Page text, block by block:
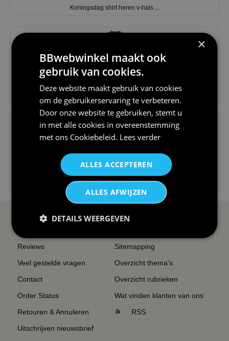
Koningsdag shirt heren v-hals ...
€24,95
V-hals shirt rood wit blauw st...
I love korfbal t-shirt sport s...
SERVICE EN INFO
Reviews
Veel gestelde vragen
Contact
Order Status
Retouren & Annuleren
Uitschrijven nieuwsbrief
OVERZICHT
Sitemapping
Overzicht thema's
Overzicht rubrieken
Wat vinden klanten van ons
RSS
×
BBwebwinkel maakt ook
gebruik van cookies.
Deze website maakt gebruik van cookies
om de gebruikerservaring te verbeteren.
Door onze website te gebruiken, stemt u
in met alle cookies in overeenstemming
met ons Cookiebeleid. Lees verder
ALLES ACCEPTEREN
ALLES AFWIJZEN
DETAILS WEERGEVEN